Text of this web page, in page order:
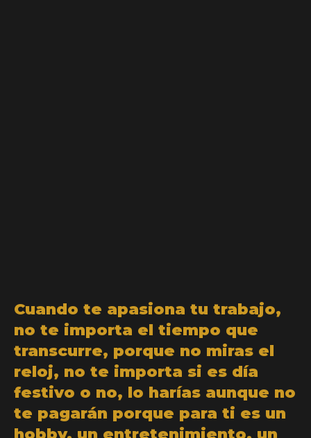
Cuando te apasiona tu trabajo,
no te importa el tiempo que
transcurre, porque no miras el
reloj, no te importa si es día
festivo o no, lo harías aunque no
te pagarán porque para ti es un
hobby, un entretenimiento, un